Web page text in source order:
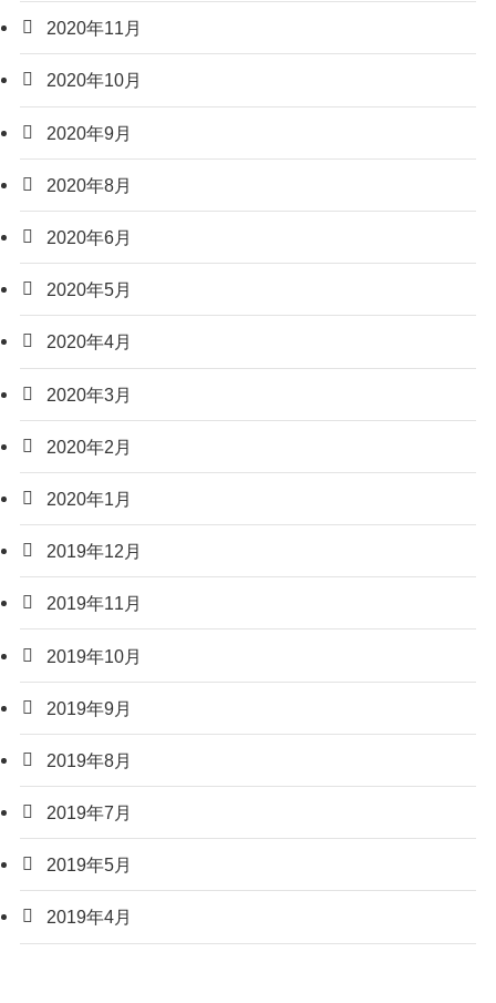
2020年11月
2020年10月
2020年9月
2020年8月
2020年6月
2020年5月
2020年4月
2020年3月
2020年2月
2020年1月
2019年12月
2019年11月
2019年10月
2019年9月
2019年8月
2019年7月
2019年5月
2019年4月